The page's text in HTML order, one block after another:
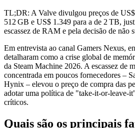
TL;DR: A Valve divulgou preços de
512 GB e US$ 1.349 para a de 2 TB,
escassez de RAM e pela decisão de não
Em entrevista ao canal Gamers Nexus,
detalharam como a crise global de
da Steam Machine 2026. A escassez de
concentrada em poucos fornecedores –
Hynix – elevou o preço de compra das
adotar uma política de
críticos.
Quais são os principais